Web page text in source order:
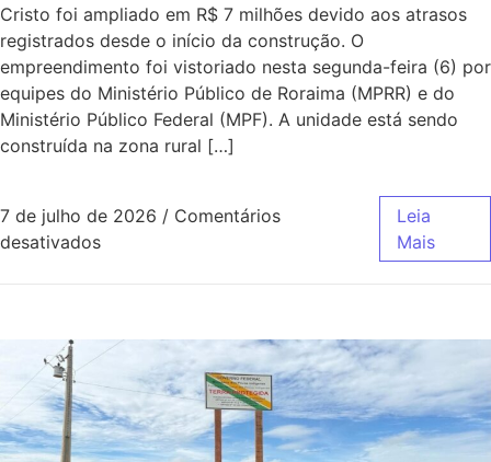
Cristo foi ampliado em R$ 7 milhões devido aos atrasos
registrados desde o início da construção. O
empreendimento foi vistoriado nesta segunda-feira (6) por
equipes do Ministério Público de Roraima (MPRR) e do
Ministério Público Federal (MPF). A unidade está sendo
construída na zona rural […]
7 de julho de 2026 / Comentários
desativados
Leia
Mais